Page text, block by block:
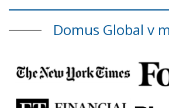
Domus Global v